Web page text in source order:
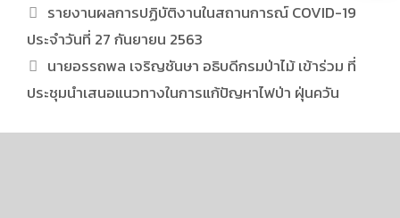
รายงานผลการปฏิบัติงานในสถานการณ์ COVID-19
ประจำวันที่ 27 กันยายน 2563
นายอรรถพล เจริญชันษา อธิบดีกรมป่าไม้ เข้าร่วม ที่
ประชุมนำเสนอแนวทางในการแก้ปัญหาไฟป่า ฝุ่นควัน